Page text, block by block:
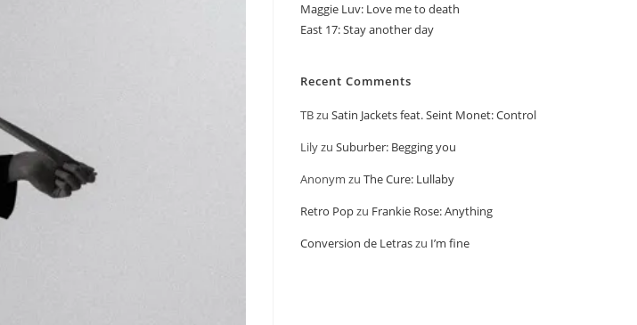
Maggie Luv: Love me to death
East 17: Stay another day
Recent Comments
TBzu Satin Jackets feat. Seint Monet: Control
Lilyzu Suburber: Begging you
Anonym zu The Cure: Lullaby
Retro Popzu Frankie Rose: Anything
Conversion de Letraszu I’m fine